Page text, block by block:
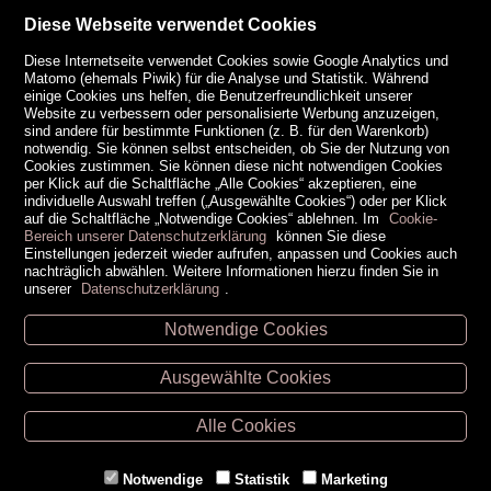
Unsere Öffnungszeiten
Retz -02942/20433
Hollabrunn -02952/30057
Eggenburg -02984/3836
Diese Webseite verwendet Cookies
Diese Internetseite verwendet Cookies sowie Google Analytics und
Matomo (ehemals Piwik) für die Analyse und Statistik. Während
einige Cookies uns helfen, die Benutzerfreundlichkeit unserer
Website zu verbessern oder personalisierte Werbung anzuzeigen,
sind andere für bestimmte Funktionen (z. B. für den Warenkorb)
notwendig. Sie können selbst entscheiden, ob Sie der Nutzung von
Cookies zustimmen. Sie können diese nicht notwendigen Cookies
per Klick auf die Schaltfläche „Alle Cookies“ akzeptieren, eine
individuelle Auswahl treffen („Ausgewählte Cookies“) oder per Klick
auf die Schaltfläche „Notwendige Cookies“ ablehnen. Im
Cookie-
Bereich unserer Datenschutzerklärung können Sie diese
Einstellungen jederzeit wieder aufrufen, anpassen und Cookies auch
nachträglich abwählen. Weitere Informationen hierzu finden Sie in
unserer Datenschutzerklärung
Notwendige Cookies
Ausgewählte Cookies
Alle Cookies
Notwendige Statistik Marketing